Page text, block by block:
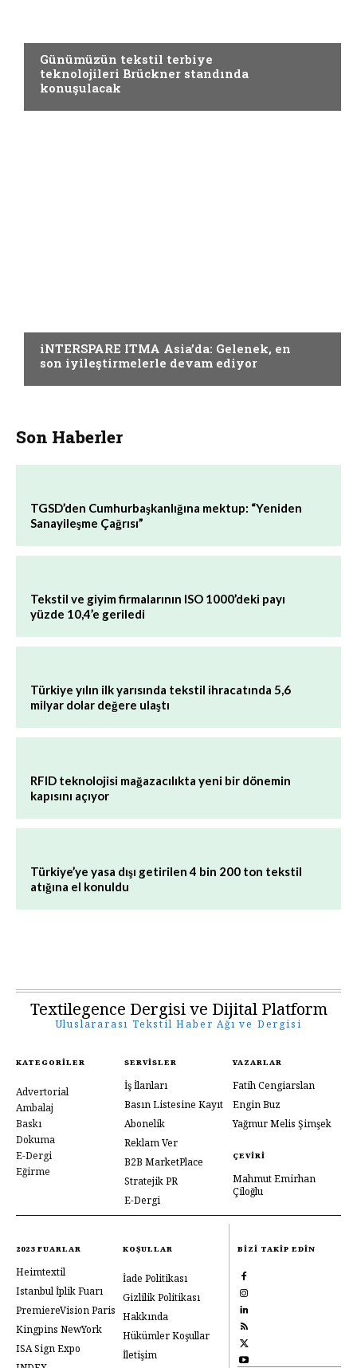
Günümüzün tekstil terbiye
teknolojileri Brückner standında
konuşulacak
iNTERSPARE ITMA Asia’da: Gelenek, en
son iyileştirmelerle devam ediyor
Son Haberler
TGSD’den Cumhurbaşkanlığına mektup: “Yeniden
Sanayileşme Çağrısı”
Tekstil ve giyim firmalarının ISO 1000’deki payı
yüzde 10,4’e geriledi
Türkiye yılın ilk yarısında tekstil ihracatında 5,6
milyar dolar değere ulaştı
RFID teknolojisi mağazacılıkta yeni bir dönemin
kapısını açıyor
Türkiye’ye yasa dışı getirilen 4 bin 200 ton tekstil
atığına el konuldu
Textilegence Dergisi ve Dijital Platform
Uluslararası Tekstil Haber Ağı ve Dergisi
KATEGORILER
Advertorial
Ambalaj
Baskı
Dokuma
E-Dergi
Eğirme
SERVISLER
İş İlanları
Basın Listesine Kayıt
Abonelik
Reklam Ver
B2B MarketPlace
Stratejik PR
E-Dergi
YAZARLAR
Fatih Cengiarslan
Engin Buz
Yağmur Melis Şimşek
ÇEVIRI
Mahmut Emirhan
Çiloğlu
2023 FUARLAR
Heimtextil
Istanbul İplik Fuarı
PremiereVision Paris
Kingpins NewYork
ISA Sign Expo
KOŞULLAR
İade Politikası
Gizlilik Politikası
Hakkında
Hükümler Koşullar
İletişim
BIZI TAKIP EDIN